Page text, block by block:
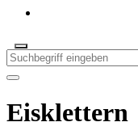
Eisklettern